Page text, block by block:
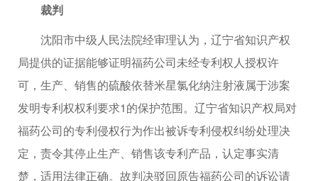
裁判
沈阳市中级人民法院经审理认为，辽宁省知识产权
局提供的证据能够证明福药公司未经专利权人授权许
可，生产、销售的硫酸依替米星氯化纳注射液属于涉案
发明专利权权利要求1的保护范围。辽宁省知识产权局对
福药公司的专利侵权行为作出被诉专利侵权纠纷处理决
定，责令其停止生产、销售该专利产品，认定事实清
楚，适用法律正确。故判决驳回原告福药公司的诉讼请